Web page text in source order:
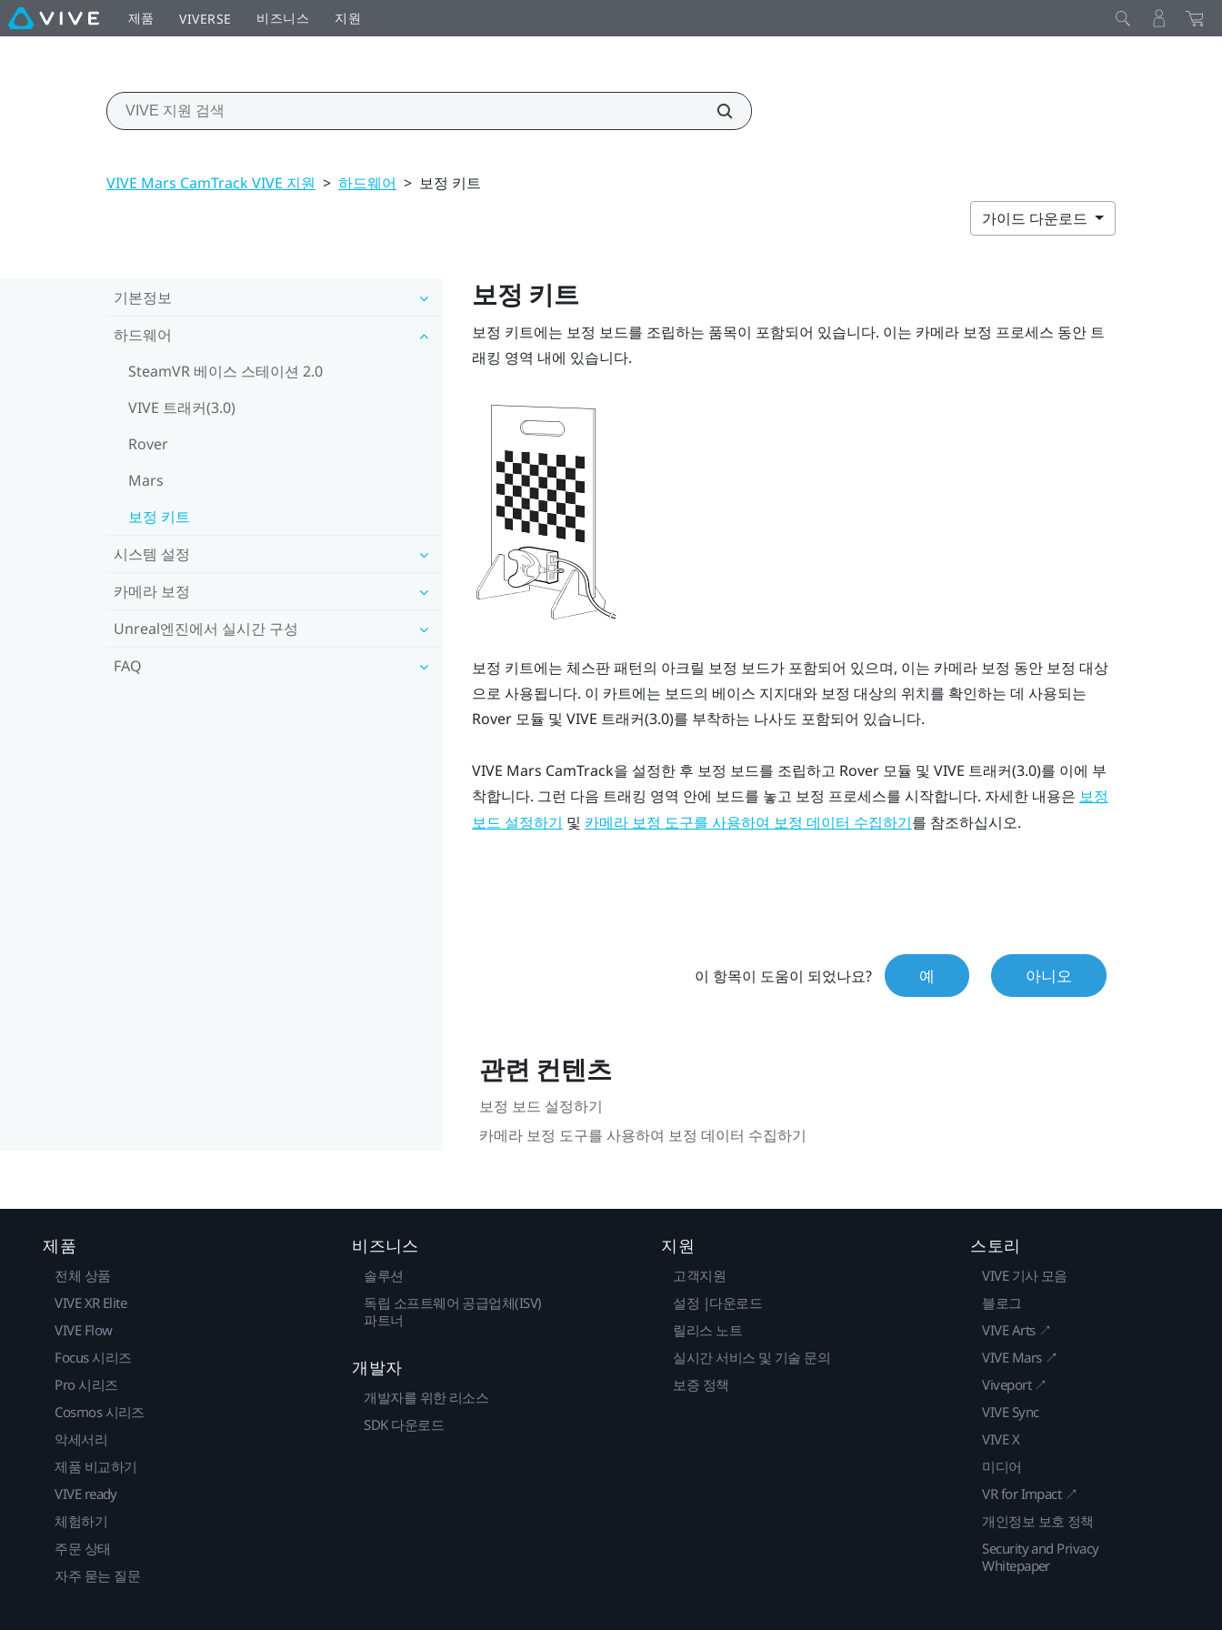
제품 VIVERSE 비즈니스 지원
VIVE Mars CamTrack VIVE 지원 > 하드웨어 > 보정 키트
가이드 다운로드
기본정보
하드웨어
SteamVR 베이스 스테이션 2.0
VIVE 트래커(3.0)
Rover
Mars
보정 키트
시스템 설정
카메라 보정
Unreal엔진에서 실시간 구성
FAQ
보정 키트
보정 키트에는 보정 보드를 조립하는 품목이 포함되어 있습니다. 이는 카메라 보정 프로세스 동안 트
래킹 영역 내에 있습니다.
보정 키트에는 체스판 패턴의 아크릴 보정 보드가 포함되어 있으며, 이는 카메라 보정 동안 보정 대상
으로 사용됩니다. 이 카트에는 보드의 베이스 지지대와 보정 대상의 위치를 확인하는 데 사용되는
Rover모듈 및 VIVE 트래커(3.0)를 부착하는 나사도 포함되어 있습니다.
VIVE Mars CamTrack을 설정한 후 보정 보드를 조립하고 Rover모듈 및 VIVE 트래커(3.0)를 이에 부
착합니다. 그런 다음 트래킹 영역 안에 보드를 놓고 보정 프로세스를 시작합니다. 자세한 내용은 보정
보드 설정하기
및 카메라 보정 도구를 사용하여 보정 데이터 수집하기 를 참조하십시오.
이 항목이 도움이 되었나요? 예 아니오
관련 컨텐츠
보정 보드 설정하기
카메라 보정 도구를 사용하여 보정 데이터 수집하기
제품
전체 상품
VIVE XR Elite
VIVE Flow
Focus 시리즈
Pro 시리즈
Cosmos 시리즈
악세서리
제품 비교하기
VIVE ready
체험하기
주문 상태
자주 묻는 질문
비즈니스
솔루션
독립 소프트웨어 공급업체(ISV)
파트너
개발자
개발자를 위한 리소스
SDK 다운로드
지원
고객지원
설정 |다운로드
릴리스 노트
실시간 서비스 및 기술 문의
보증 정책
스토리
VIVE 기사 모음
블로그
VIVE Arts ↗
VIVE Mars ↗
Viveport ↗
VIVE Sync
VIVE X
미디어
VR for Impact ↗
개인정보 보호 정책
Security and Privacy
Whitepaper